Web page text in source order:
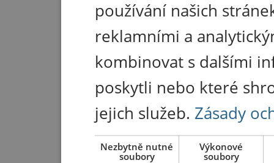
používání našich
reklamními a
kombinovat s dalšími
poskytli nebo které
jejich služeb. Zásady
Nezbytně nutné
soubory
Výkonové
soubory